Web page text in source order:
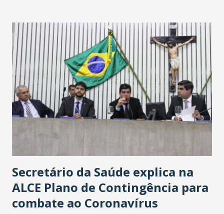
Secretário da Saúde explica na
ALCE Plano de Contingência para
combate ao Coronavírus